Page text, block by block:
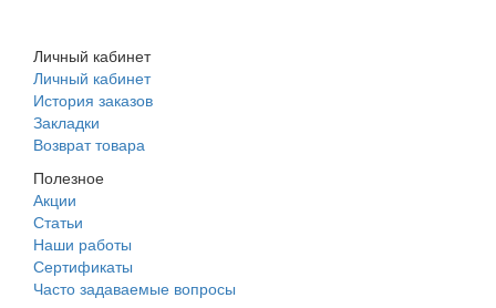
Личный кабинет
Личный кабинет
История заказов
Закладки
Возврат товара
Полезное
Акции
Статьи
Наши работы
Сертификаты
Часто задаваемые вопросы